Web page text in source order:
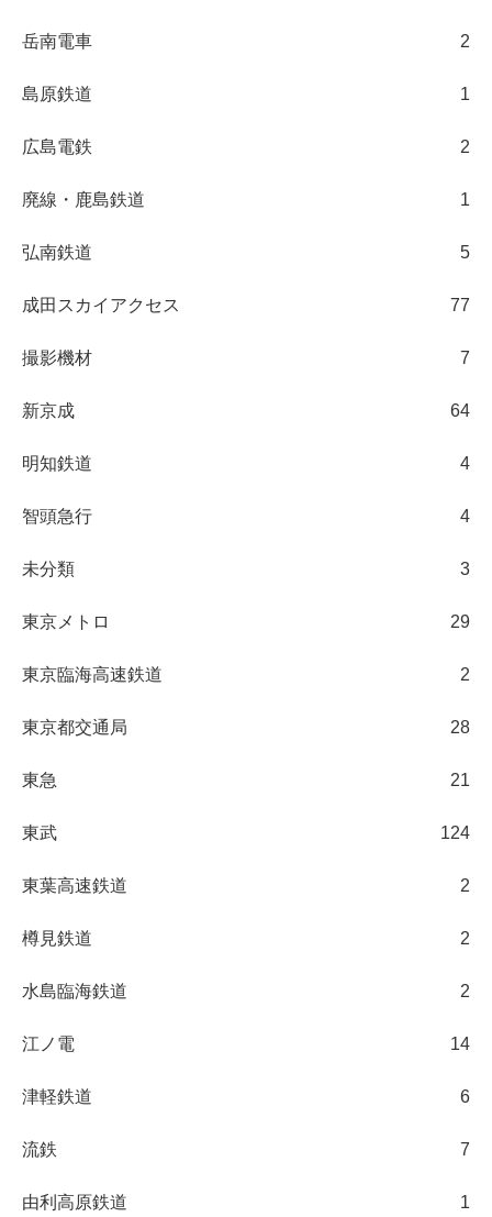
岳南電車 2
島原鉄道 1
広島電鉄 2
廃線・鹿島鉄道 1
弘南鉄道 5
成田スカイアクセス 77
撮影機材 7
新京成 64
明知鉄道 4
智頭急行 4
未分類 3
東京メトロ 29
東京臨海高速鉄道 2
東京都交通局 28
東急 21
東武 124
東葉高速鉄道 2
樽見鉄道 2
水島臨海鉄道 2
江ノ電 14
津軽鉄道 6
流鉄 7
由利高原鉄道 1